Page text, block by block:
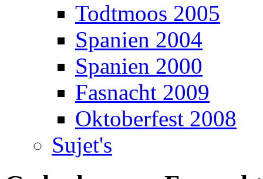
Todtmoos 2005
Spanien 2004
Spanien 2000
Fasnacht 2009
Oktoberfest 2008
Sujet's